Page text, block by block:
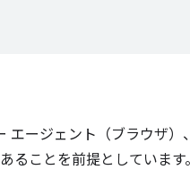
ージェント（ブラウザ
ことを前提としています